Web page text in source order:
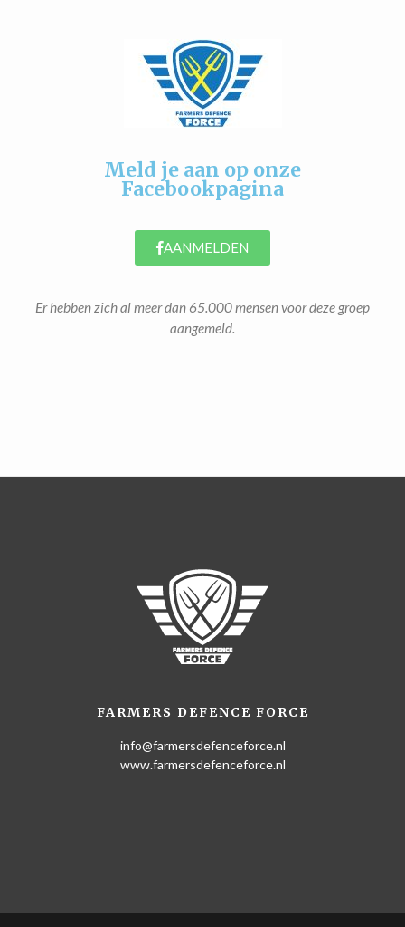
Meld je aan op onze
Facebookpagina
AANMELDEN
Er hebben zich al meer dan 65.000 mensen voor deze groep
aangemeld.
FARMERS DEFENCE FORCE
info@farmersdefenceforce.nl
www.farmersdefenceforce.nl